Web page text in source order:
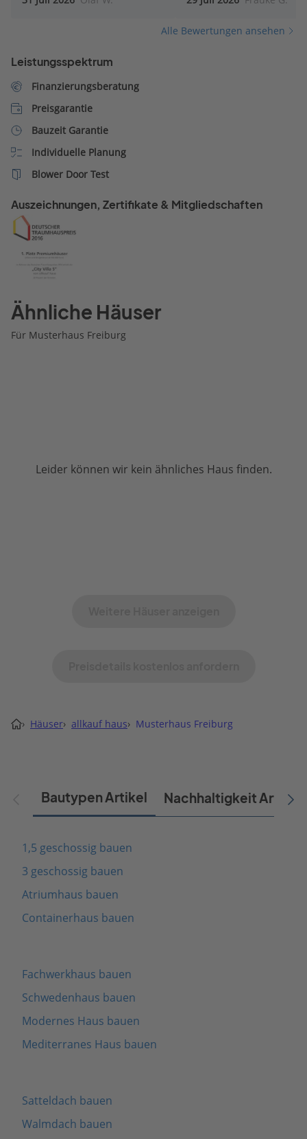
Alle Bewertungen ansehen
Leistungsspektrum
Finanzierungsberatung
Preisgarantie
Bauzeit Garantie
Individuelle Planung
Blower Door Test
Auszeichnungen, Zertifikate & Mitgliedschaften
Ähnliche Häuser
Für Musterhaus Freiburg
Leider können wir kein ähnliches Haus finden.
› Häuser› allkauf haus› Musterhaus Freiburg
Bautypen Artikel Nachhaltigkeit Artikel
1,5 geschossig bauen
3 geschossig bauen
Atriumhaus bauen
Containerhaus bauen
Fachwerkhaus bauen
Schwedenhaus bauen
Modernes Haus bauen
Mediterranes Haus bauen
Satteldach bauen
Walmdach bauen